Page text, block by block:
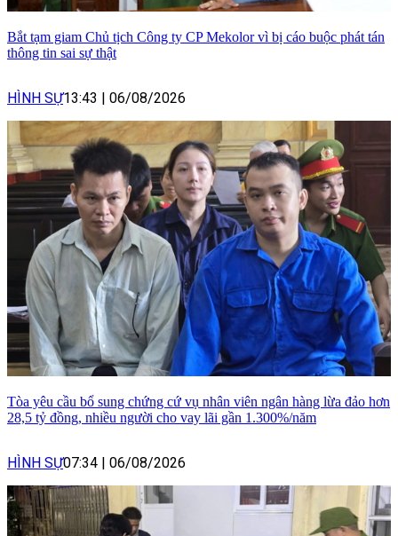
Bắt tạm giam Chủ tịch Công ty CP Mekolor vì bị cáo buộc phát tán
thông tin sai sự thật
HÌNH SỰ13:43 | 06/08/2026
Tòa yêu cầu bổ sung chứng cứ vụ nhân viên ngân hàng lừa đảo hơn
28,5 tỷ đồng, nhiều người cho vay lãi gần 1.300%/năm
HÌNH SỰ07:34 | 06/08/2026